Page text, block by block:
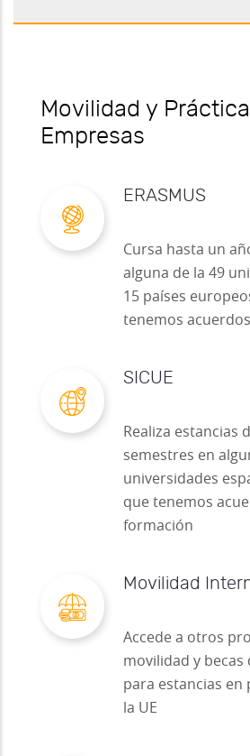
Movilidad y
Empresas
ERASMUS
Cursa hasta un
alguna de la 49
15 países
tenemos
SICUE
Realiza estancias
semestres en
universidades
que tenemos
formación
Movilidad
Accede a otros
movilidad y becas
para estancias en
la UE